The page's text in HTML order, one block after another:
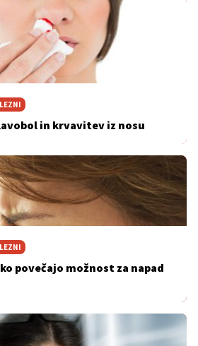
in krvavitev iz nosu
povečajo možnost za napad